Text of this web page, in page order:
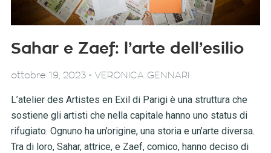
Sahar e Zaef: l’arte dell’esilio
ottobre 19, 2023- VERONICA GENNARI
L’atelier des Artistes en Exil di Parigi è una struttura che
sostiene gli artisti che nella capitale hanno uno status di
rifugiato. Ognuno ha un’origine, una storia e un’arte diversa.
Tra di loro, Sahar, attrice, e Zaef, comico, hanno deciso di